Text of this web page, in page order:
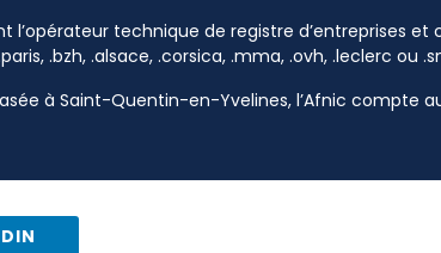
l’opérateur technique de registre d’entreprises
.bzh, .alsace, .corsica, .mma, .ovh, .leclerc ou
à Saint-Quentin-en-Yvelines, l’Afnic compte